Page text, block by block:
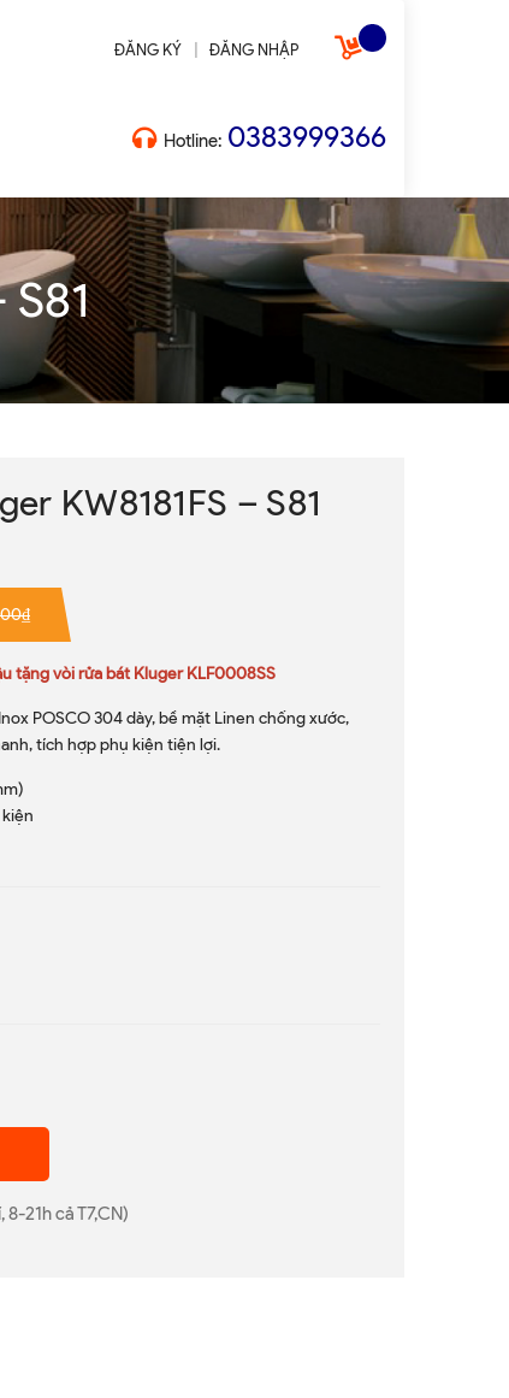
ĐĂNG KÝ ĐĂNG NHẬP
Hotline: 0383999366
KW8181FS – S81
tặng vòi rửa bát Kluger KLF0008SS
Inox POSCO 304 dày, bề mặt Linen chống xước,
tích hợp phụ kiện tiện lợi.
8-21h cả T7,CN)